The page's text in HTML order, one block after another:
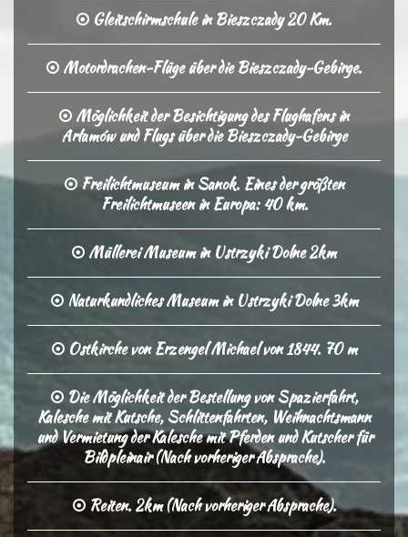
Gleitschirmschule in Bieszczady 20 Km.
Motordrachen-Flüge über die Bieszczady-Gebirge.
Möglichkeit der Besichtigung des Flughafens in
Arłamów und Flugs über die Bieszczady-Gebirge
Freilichtmuseum in Sanok. Eines der größten
Freilichtmuseen in Europa: 40 km.
Müllerei Museum in Ustrzyki Dolne 2km
Naturkundliches Museum in Ustrzyki Dolne 3km
Ostkirche von Erzengel Michael von 1844. 70 m
Die Möglichkeit der Bestellung von Spazierfahrt,
Kalesche mit Kutsche, Schlittenfahrten, Weihnachtsmann
und Vermietung der Kalesche mit Pferden und Kutscher für
Bildpleinair (Nach vorheriger Absprache).
Reiten. 2km (Nach vorheriger Absprache).